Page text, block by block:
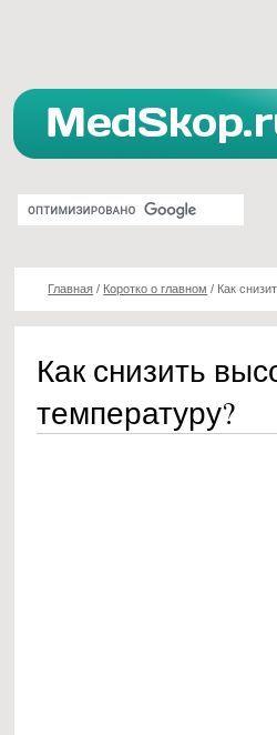
Главная / Коротко о главном / Как
Как снизить
температуру?